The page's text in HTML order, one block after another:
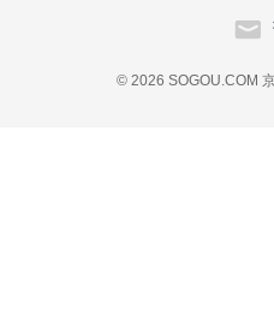
© 2026 SOGOU.COM